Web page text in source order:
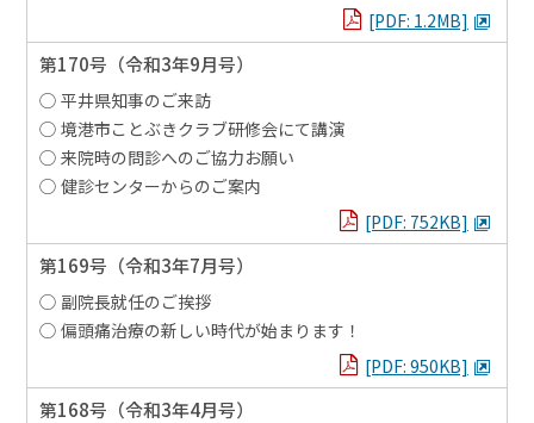
PDFを見る
[PDF: 1.2MB]
第170号 （令和3年9月号）
平井県知事のご来訪
境港市ことぶきクラブ研修会にて講演
来院時の問診へのご協力お願い
健診センターからのご案内
PDFを見る
[PDF: 752KB]
第169号 （令和3年7月号）
副院長就任のご挨拶
偏頭痛治療の新しい時代が始まります！
PDFを見る
[PDF: 950KB]
第168号 （令和3年4月号）